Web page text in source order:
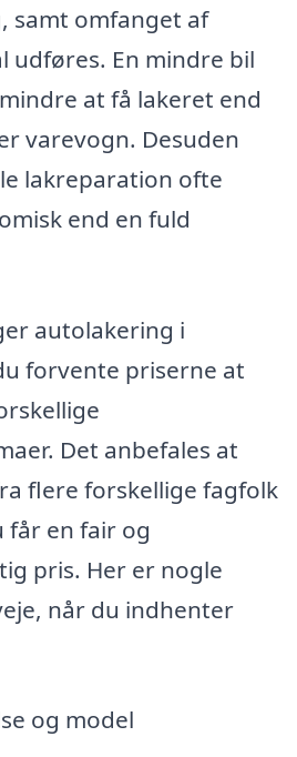
samt omfanget af
udføres. En mindre bil
at få lakeret end
varevogn. Desuden
lakreparation ofte
end en fuld
autolakering i
forvente priserne at
Det anbefales at
flere forskellige fagfolk
får en fair og
pris. Her er nogle
når du indhenter
og model